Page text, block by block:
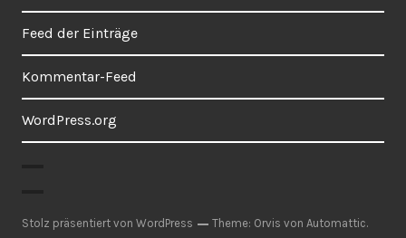
Feed der Einträge
Kommentar-Feed
WordPress.org
Stolz präsentiert von WordPress Theme: Orvis vonAutomattic.